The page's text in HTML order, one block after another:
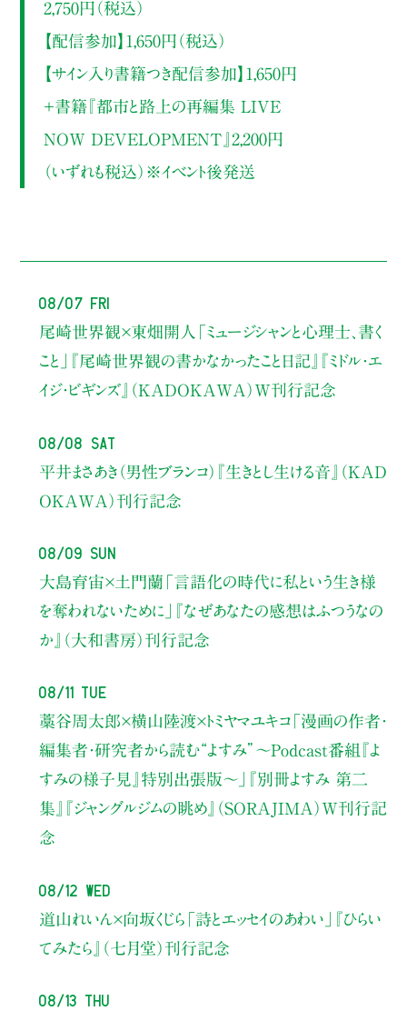
2,750円（税込）
【配信参加】1,650円（税込）
【サイン入り書籍つき配信参加】1,650円
＋書籍『都市と路上の再編集 LIVE
NOW DEVELOPMENT』2,200円
（いずれも税込）※イベント後発送
08/07 Fri
尾崎世界観×東畑開人
「ミュージシャンと心理士、書く
こと」
『尾崎世界観の書かなかったこと日記』『ミドル・エ
イジ・ビギンズ』（KADOKAWA）W刊行記念
08/08 Sat
平井まさあき（男性ブランコ） 『生きとし生ける音』（KAD
OKAWA）刊行記念
08/09 Sun
大島育宙×土門蘭 「言語化の時代に私という生き様
を奪われないために」
『なぜあなたの感想はふつうなの
か』（大和書房）刊行記念
08/11 Tue
藁谷周太郎×横山陸渡×トミヤマユキコ「漫画の作者・
編集者・研究者から読む“よすみ” 〜Podcast番組『よ
すみの様子見』特別出張版〜」
『別冊よすみ 第二
集』『ジャングルジムの眺め』（SORAJIMA）W刊行記
念
08/12 Wed
道山れいん×向坂くじら 「詩とエッセイのあわい」
『ひらい
てみたら』（七月堂）刊行記念
08/13 Thu